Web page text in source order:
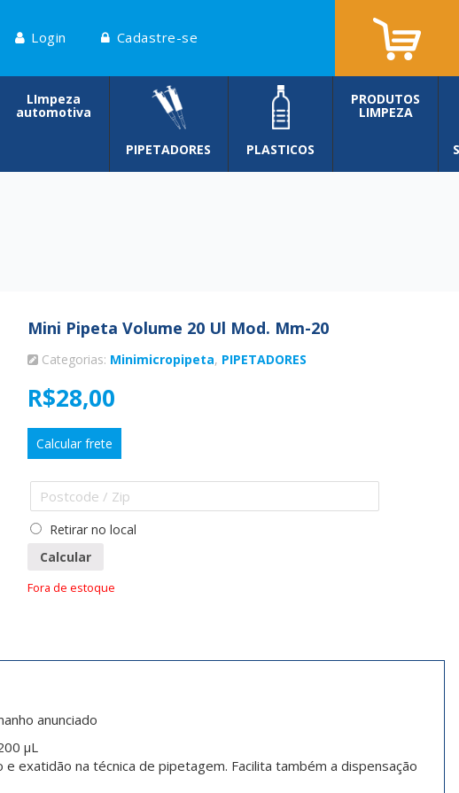
Login Cadastre-se
LImpeza
automotiva
PIPETADORES PLASTICOS
PRODUTOS
LIMPEZA
Mini Pipeta Volume 20 Ul Mod. Mm-20
Categorias: Minimicropipeta, PIPETADORES
R$28,00
Calcular frete
Retirar no local
Calcular
Fora de estoque
anunciado
µL
exatidão na técnica de pipetagem. Facilita também a dispensação